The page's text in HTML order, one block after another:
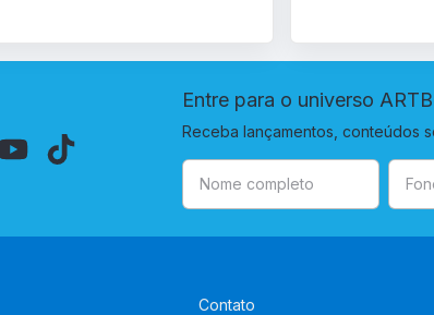
Entre para o universo
Receba lançamentos, conteúdos
Contato